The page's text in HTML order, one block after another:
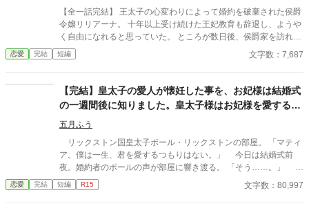
【全一話完結】 王太子の心変わりによって婚約を破棄された侯爵
令嬢リリアーナ。 十年以上受け続けた王妃教育も辞退し、ようや
く自由になれると思っていた。 ところが数日後、侯爵家を訪れた
のは国王陛下本人。 「王妃教育を辞退されると困る。私の妃にな
ってほしい」 努力を踏みにじった王太子はすべてを失い、選ばれ
れながら、世界一幸せな王妃になるまでの逆転ラブストーリー。
恋愛 完結 短編 文字数：7,687
【完結】皇太子の愛人が懐妊した事を、お妃様は結婚式
の一週間後に知りました。皇太子様はお妃様を愛するつ
もりは無いようです。
五月ふう
リックストン国皇太子ポール・リックストンの部屋。 「マティ
ア。僕は一生、君を愛するつもりはない。」 今日は結婚式前
夜。婚約者のポールの声が部屋に響き渡る。 「そう……。」 マ
ティアは小さく笑みを浮かべ、ゆっくりとソファーに身を預け
た。 明日、ポールの花嫁になるはずの彼女の名前はマティ
恋愛 完結 短編 R15 文字数：80,997